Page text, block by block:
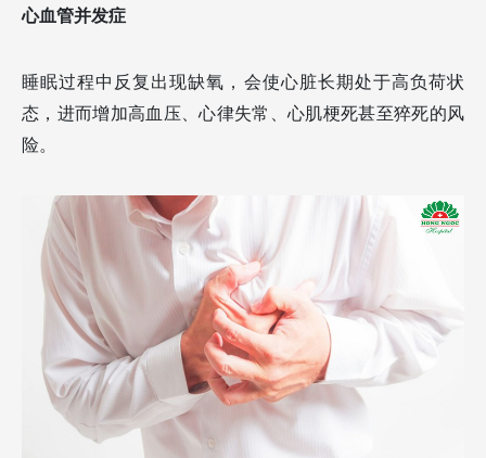
心血管并发症
睡眠过程中反复出现缺氧，会使心脏长期处于高负荷状
态，进而增加高血压、心律失常、心肌梗死甚至猝死的风
险。